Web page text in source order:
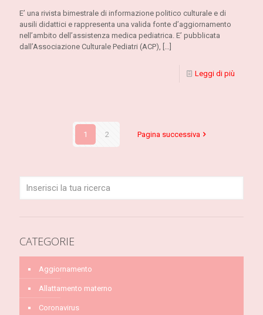
E’ una rivista bimestrale di informazione politico culturale e di
ausili didattici e rappresenta una valida fonte d’aggiornamento
nell’ambito dell’assistenza medica pediatrica. E’ pubblicata
dall’Associazione Culturale Pediatri (ACP), […]
Leggi di più
1 2 Pagina successiva
CATEGORIE
Aggiornamento
Allattamento materno
Coronavirus